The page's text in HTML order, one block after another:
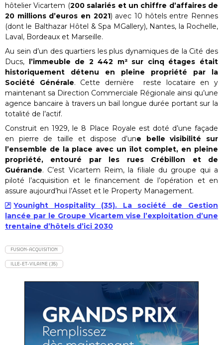
hôtelier Vicartem (200 salariés et un chiffre d’affaires de
20 millions d’euros en 2021) avec 10 hôtels entre Rennes
(dont le Balthazar Hôtel & Spa MGallery), Nantes, la Rochelle,
Laval, Bordeaux et Marseille.
Au sein d’un des quartiers les plus dynamiques de la Cité des
Ducs, l’immeuble de 2 442 m² sur cinq étages était
historiquement détenu en pleine propriété par la
Société Générale. Cette dernière reste locataire en y
maintenant sa Direction Commerciale Régionale ainsi qu’une
agence bancaire à travers un bail longue durée portant sur la
totalité de l’actif.
Construit en 1929, le 8 Place Royale est doté d’une façade
en pierre de taille et dispose d’une belle visibilité sur
l’ensemble de la place avec un îlot complet, en pleine
propriété, entouré par les rues Crébillon et de
Guérande. C’est Vicartem Reim, la filiale du groupe qui a
piloté l’acquisition et le financement de l’opération et en
assure aujourd’hui l’Asset et le Property Management.
Younight Hospitality (35). La société de Gestion
lancée par le Groupe Vicartem vise l’exploitation d’une
trentaine d’hôtels d’ici 2030
FUSION-ACQUISITION
ILLE-ET-VILAINE (35)